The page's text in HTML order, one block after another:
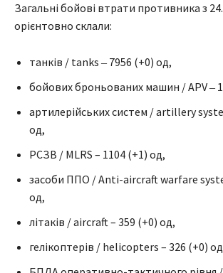
Загальні бойові втрати противника з
орієнтовно склали:
танків / tanks ‒ 7956 (+0) од,
бойових броньованих машин / APV ‒
артилерійських систем / artillery
од,
РСЗВ / MLRS – 1104 (+1) од,
засоби ППО / Anti-aircraft warfare
од,
літаків / aircraft – 359 (+0) од,
гелікоптерів / helicopters – 326 (+0)